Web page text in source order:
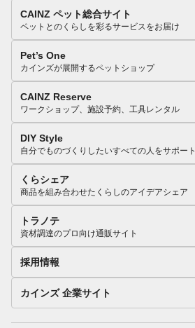
CAINZ ペット総合サイト
ペットとのくらしを彩るサービスをお届け
Pet’s One
カインズが展開するペットショップ
CAINZ Reserve
ワークショップ、施設予約、工具レンタル
DIY Style
自分でものづくりしたいすべての人をサポート
くらシェア
商品を組み合わせたくらしのアイデアシェア
トラノテ
資材調達のプロ向け通販サイト
採用情報
カインズ 企業サイト